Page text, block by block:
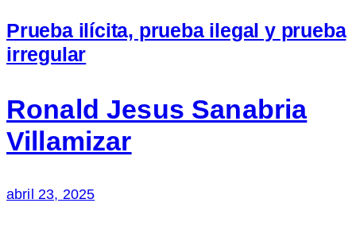
Prueba ilícita, prueba ilegal y prueba
irregular
Ronald Jesus Sanabria
Villamizar
abril 23, 2025